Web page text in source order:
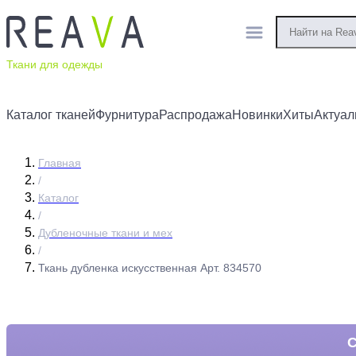
Ткани для одежды
Каталог тканейФурнитураРаспродажаНовинкиХиты
Главная
/
Каталог
/
Дубленочные ткани и мех
/
Ткань дубленка искусственная Арт. 834570